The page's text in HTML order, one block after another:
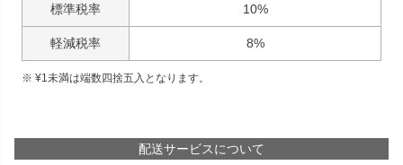
標準税率 10%
軽減税率 8%
¥1未満は端数四捨五入となります。
配送サービスについて